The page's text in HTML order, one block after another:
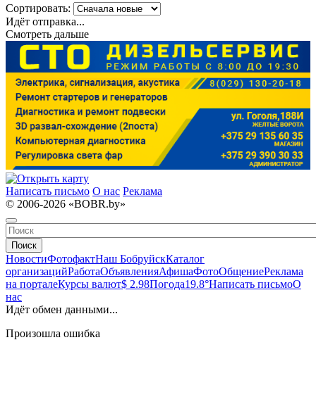
Сортировать:
Идёт отправка...
Смотреть дальше
Написать письмо О нас Реклама
© 2006-2026 «BOBR.by»
Поиск
НовостиФотофактНаш БобруйскКаталог
организацийРаботаОбъявленияАфишаФотоОбщениеРеклама
на порталеКурсы валют$ 2.98Погода19.8°Написать письмоО
нас
Идёт обмен данными...
Произошла ошибка